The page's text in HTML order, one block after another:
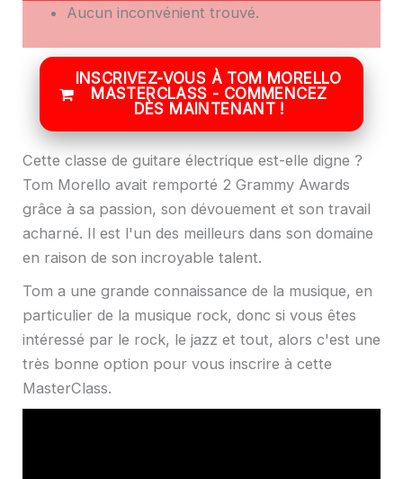
Aucun inconvénient trouvé.
INSCRIVEZ-VOUS À TOM MORELLO
MASTERCLASS - COMMENCEZ
DÈS MAINTENANT !
Cette classe de guitare électrique est-elle digne ?
Tom Morello avait remporté 2 Grammy Awards
grâce à sa passion, son dévouement et son travail
acharné. Il est l'un des meilleurs dans son domaine
en raison de son incroyable talent.
Tom a une grande connaissance de la musique, en
particulier de la musique rock, donc si vous êtes
intéressé par le rock, le jazz et tout, alors c'est une
très bonne option pour vous inscrire à cette
MasterClass.